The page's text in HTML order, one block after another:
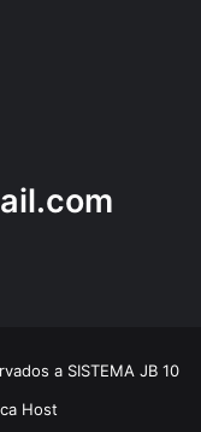
a SISTEMA JB 10
Host